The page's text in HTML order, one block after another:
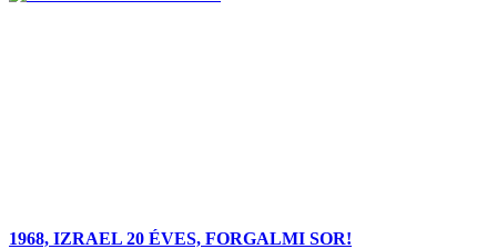
1968, IZRAEL 20 ÉVES, FORGALMI SOR!